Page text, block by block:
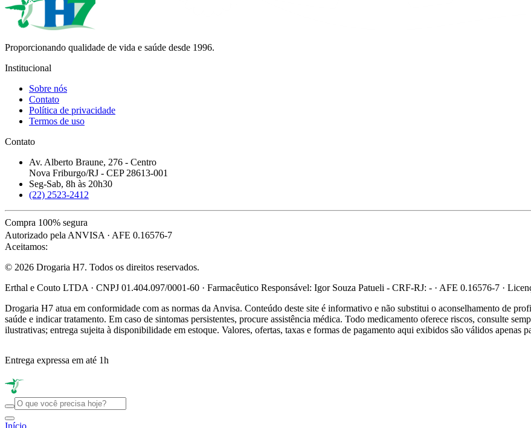
Proporcionando qualidade de vida e saúde desde 1996.
Institucional
Sobre nós
Contato
Política de privacidade
Termos de uso
Contato
Av. Alberto Braune, 276 - Centro
Nova Friburgo/RJ - CEP 28613-001
Seg-Sab, 8h às 20h30
(22) 2523-2412
Compra 100% segura
Autorizado pela ANVISA · AFE 0.16576-7
Aceitamos:
© 2026 Drogaria H7. Todos os direitos reservados.
Erthal e Couto LTDA · CNPJ 01.404.097/0001-60 · Farmacêutico Responsável: Igor Souza Patueli - CRF-RJ: - · AFE 0.16576-7 ·
Drogaria H7 atua em conformidade com as normas da Anvisa. Conteúdo deste site é informativo e não substitui o aconselhamento de
saúde e indicar tratamento. Em caso de sintomas persistentes, procure assistência médica. Todo medicamento oferece riscos, consulte
ilustrativas; entrega sujeita à disponibilidade em estoque. Valores, ofertas, taxas e formas de pagamento aqui exibidos são válidos
Entrega expressa em até 1h
Início